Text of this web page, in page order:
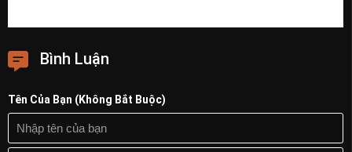
Bình Luận
Tên Của Bạn (Không Bắt Buộc)